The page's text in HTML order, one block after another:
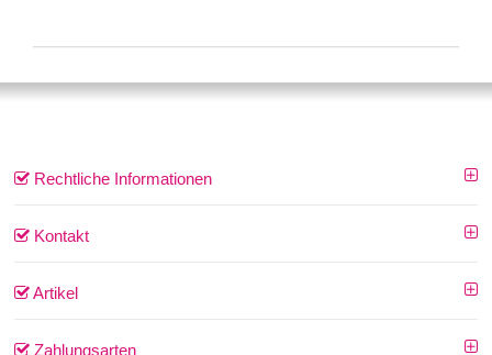
Rechtliche Informationen
Kontakt
Artikel
Zahlungsarten